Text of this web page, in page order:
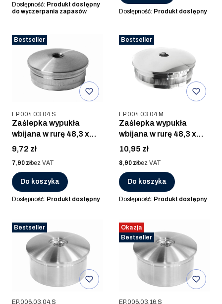
Dostępność: Produkt dostępny
do wyczerpania zapasów
Dostępność: Produkt dostępny
Bestseller
Kod produktu
EP.004.03.04.S
Zaślepka wypukła
wbijana w rurę 48,3 x
2.0mm z gwintem M8,
AISI 304, SZLIF
Cena
9,72 zł
Cena
7,90 złbez VAT
Do koszyka
Dostępność: Produkt dostępny
Bestseller
Kod produktu
EP.004.03.04.M
Zaślepka wypukła
wbijana w rurę 48,3 x
2.0mm z gwintem M8,
AISI 304, POLER
Cena
10,95 zł
Cena
8,90 złbez VAT
Do koszyka
Dostępność: Produkt dostępny
Bestseller
Kod produktu
EP.006.03.04.S
Okazja
Bestseller
Kod produktu
EP.006.03.16.S